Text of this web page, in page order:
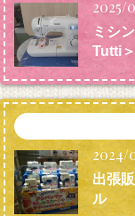
2025/
ミシ
Tutti＞
2024/
出張
ル